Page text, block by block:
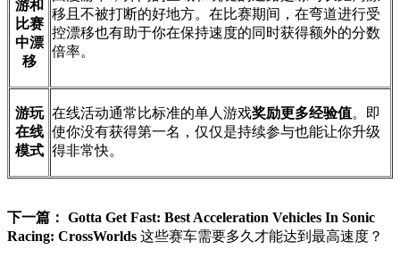
游和
比赛
中漂
移
移且不被打断的好地方。在比赛期间，在弯道进行受
控漂移也有助于你在保持速度的同时获得额外的分数
倍率。
游玩
在线
模式
在线活动通常比标准的单人游戏奖励更多经验值。即
使你没有获得第一名，仅仅是持续参与也能让你升级
得非常快。
下一篇： Gotta Get Fast: Best Acceleration Vehicles In Sonic
Racing: CrossWorlds 这些赛车需要多久才能达到最高速度？